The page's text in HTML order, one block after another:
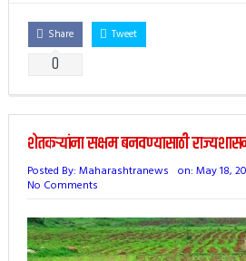
Share
0
Tweet
शेतकऱ्यांना सक्षम बनवण्यासाठी
Posted By: Maharashtranews on: May 18,
No Comments